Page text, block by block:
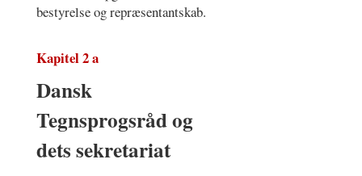
bestyrelse og repræsentantskab.
Kapitel 2 a
Dansk
Tegnsprogsråd og
dets sekretariat